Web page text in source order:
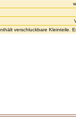
verschluckbare Kleinteile.